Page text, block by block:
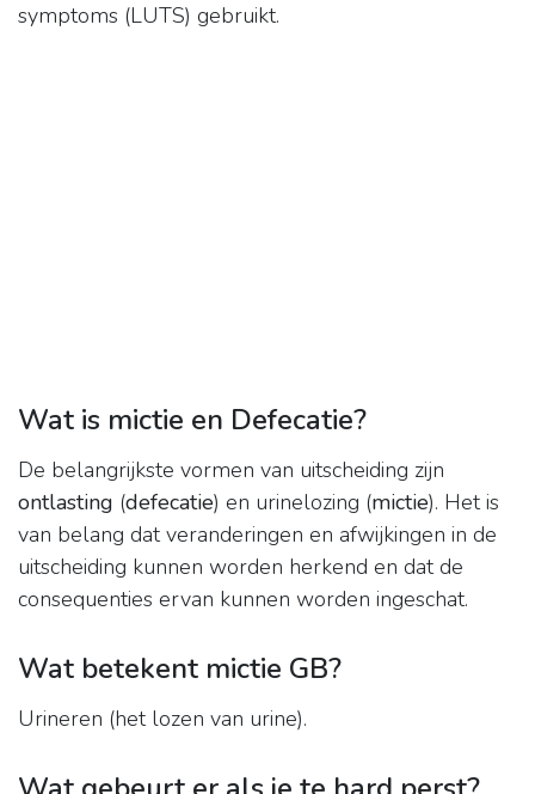
symptoms (LUTS) gebruikt.
Wat is mictie en Defecatie?
De belangrijkste vormen van uitscheiding zijn
ontlasting (defecatie) en urinelozing (mictie). Het is
van belang dat veranderingen en afwijkingen in de
uitscheiding kunnen worden herkend en dat de
consequenties ervan kunnen worden ingeschat.
Wat betekent mictie GB?
Urineren (het lozen van urine).